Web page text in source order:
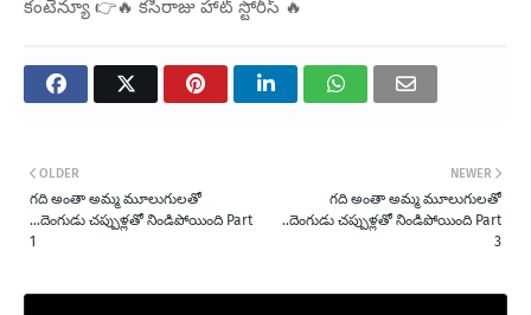
కంటెన్యూ 👉🔥 కసిరాజు హాట్ స్టోరీస్ 🔥
NEWER
గది అంతా అమ్మ మూలుగులతో
..దెంగుడు చప్పుళ్లతో నిండిపోయింది Part
3
OLDER
గది అంతా అమ్మ మూలుగులతో
...దెంగుడు చప్పుళ్లతో నిండిపోయింది Part
1